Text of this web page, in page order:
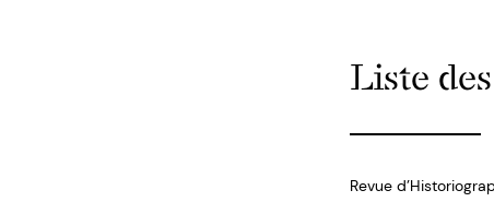
Liste
Revue